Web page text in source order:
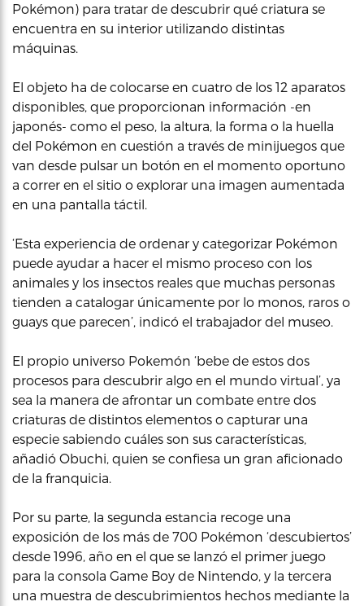
Pokémon) para tratar de descubrir qué criatura se
encuentra en su interior utilizando distintas
máquinas.
El objeto ha de colocarse en cuatro de los 12 aparatos
disponibles, que proporcionan información -en
japonés- como el peso, la altura, la forma o la huella
del Pokémon en cuestión a través de minijuegos que
van desde pulsar un botón en el momento oportuno
a correr en el sitio o explorar una imagen aumentada
en una pantalla táctil.
‘Esta experiencia de ordenar y categorizar Pokémon
puede ayudar a hacer el mismo proceso con los
animales y los insectos reales que muchas personas
tienden a catalogar únicamente por lo monos, raros o
guays que parecen’, indicó el trabajador del museo.
El propio universo Pokemón ‘bebe de estos dos
procesos para descubrir algo en el mundo virtual’, ya
sea la manera de afrontar un combate entre dos
criaturas de distintos elementos o capturar una
especie sabiendo cuáles son sus características,
añadió Obuchi, quien se confiesa un gran aficionado
de la franquicia.
Por su parte, la segunda estancia recoge una
exposición de los más de 700 Pokémon ‘descubiertos’
desde 1996, año en el que se lanzó el primer juego
para la consola Game Boy de Nintendo, y la tercera
una muestra de descubrimientos hechos mediante la